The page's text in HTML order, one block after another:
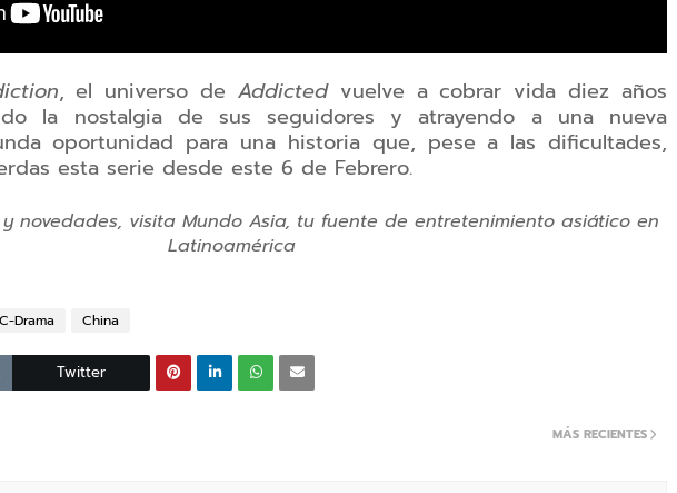
, el universo de Addictedvuelve a cobrar vida diez años
la nostalgia de sus seguidores y atrayendo a una nueva
oportunidad para una historia que, pese a las dificultades,
esta serie desde este 6 de Febrero.
novedades, visita Mundo Asia, tu fuente de entretenimiento asiático en
Latinoamérica
C-Drama China
Twitter
MÁS RECIENTES